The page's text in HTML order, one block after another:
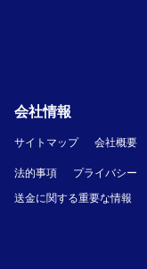
会社情報
サイトマップ 会社概要
法的事項 プライバシー
送金に関する重要な情報